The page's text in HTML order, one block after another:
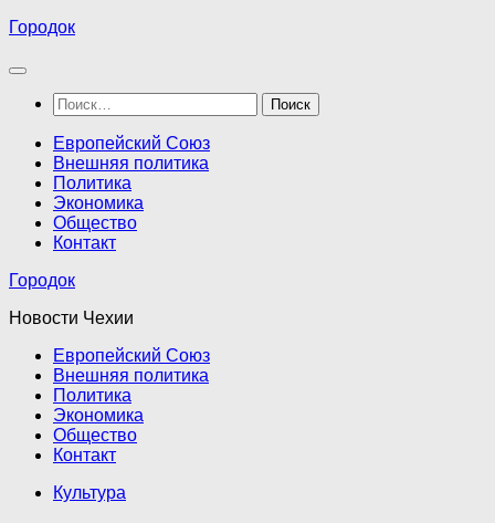
Перейти
содержимому
Городок
Найти:
Европейский Союз
Внешняя политика
Политика
Экономика
Общество
Контакт
Городок
Новости Чехии
Европейский Союз
Внешняя политика
Политика
Экономика
Общество
Контакт
Культура